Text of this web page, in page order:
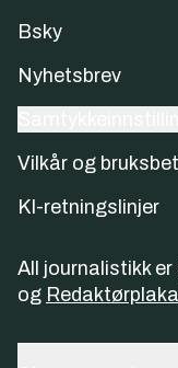
Bsky
Nyhetsbrev
Vilkår og
KI-retningslinjer
All journalistikk
og